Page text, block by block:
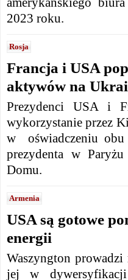
2023 roku.
Rosja
Francja i USA
aktywów na
Prezydenci USA i
wykorzystanie przez
w oświadczeniu obu
prezydenta w
Domu.
Armenia
USA są gotowe
energii
Waszyngton
jej w